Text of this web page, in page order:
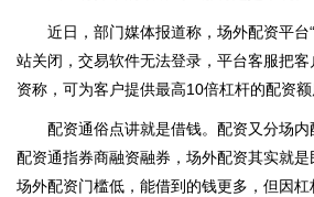
近日，部门媒体报道称，场外配资平台
站关闭，交易软件无法登录，平台客服把
资称，可为客户提供最高10倍杠杆的配资额
配资通俗点讲就是借钱。配资又分场
配资通指券商融资融券，场外配资其实就是
场外配资门槛低，能借到的钱更多，但因